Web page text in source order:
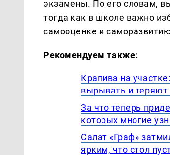
экзамены. По его словам,
тогда как в школе важно
самооценке и
Рекомендуем также:
Крапива на
вырывать и теряют
За что теперь
которых многие
Салат «Граф»
ярким, что стол